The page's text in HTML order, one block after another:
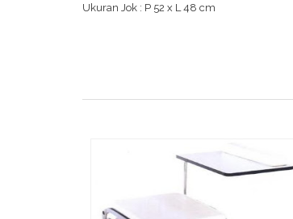
Ukuran Jok : P 52 x L 48 cm